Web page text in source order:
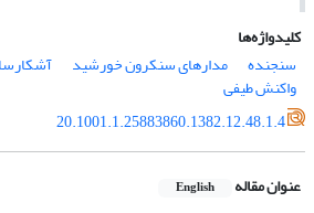
کلیدواژه‌ها
سنجنده
مدارهاى سنکرون خورشید
واکنش طیفى
20.1001.1.25883860.1382.12.48.1.4
عنوان مقاله English